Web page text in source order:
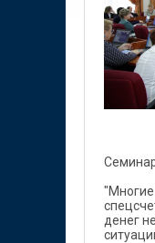
"Многие
денег